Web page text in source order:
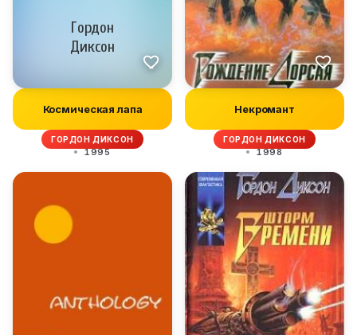
Космическая лапа
ГОРДОН ДИКСОН
1995
Некромант
ГОРДОН ДИКСОН
1998